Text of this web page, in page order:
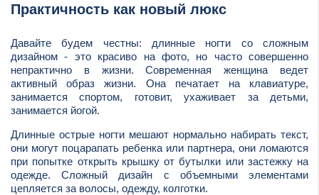
Практичность как новый люкс
Давайте будем честны: длинные ногти со сложным
дизайном - это красиво на фото, но часто совершенно
непрактично в жизни. Современная женщина ведет
активный образ жизни. Она печатает на клавиатуре,
занимается спортом, готовит, ухаживает за детьми,
занимается йогой.
Длинные острые ногти мешают нормально набирать текст,
они могут поцарапать ребенка или партнера, они ломаются
при попытке открыть крышку от бутылки или застежку на
одежде. Сложный дизайн с объемными элементами
цепляется за волосы, одежду, колготки.